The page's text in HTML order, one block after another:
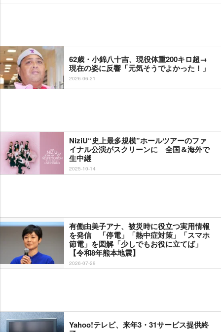
62歳・小錦八十吉、現役体重200キロ超→
現在の姿に反響「元気そうでよかった！」
2026-06-21
NiziU“史上最多規模”ホールツアーのファ
イナル公演がスクリーンに 全国＆海外で
生中継
2025-10-14
有働由美子アナ、被災時に役立つ実用情報
を発信 「停電」「熱中症対策」「スマホ
節電」を図解「少しでもお役に立てば」
【令和8年熊本地震】
2026-07-29
Yahoo!テレビ、来年3・31サービス提供終